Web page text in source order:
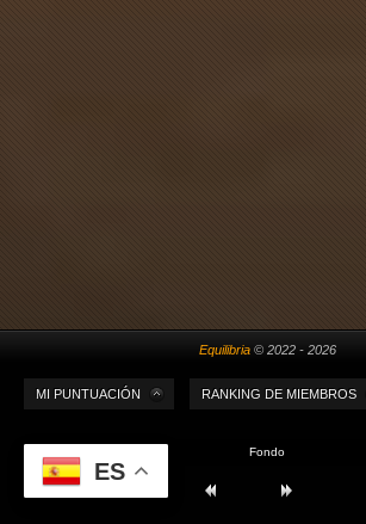
Equilibria© 2022 - 2026
MI PUNTUACIÓN RANKING DE MIEMBROS
Fondo
ES